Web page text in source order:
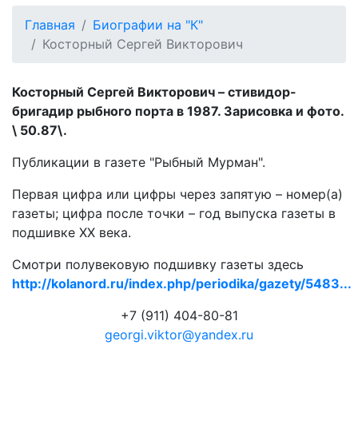
Главная
Биографии на "К"
Косторный Сергей Викторович
Косторный Сергей Викторович – стивидор-
бригадир рыбного порта в 1987. Зарисовка и фото.
\ 50.87\.
Публикации в газете "Рыбный Мурман".
Первая цифра или цифры через запятую – номер(а)
газеты; цифра после точки – год выпуска газеты в
подшивке ХХ века.
Смотри полувековую подшивку газеты здесь
http://kolanord.ru/index.php/periodika/gazety/5483...
+7 (911) 404-80-81
georgi.viktor@yandex.ru